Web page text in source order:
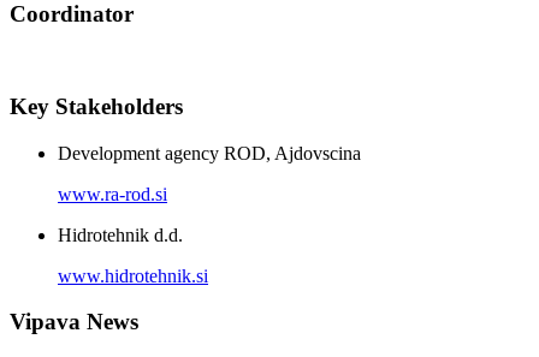
Coordinator
Key Stakeholders
Development agency ROD, Ajdovscina
www.ra-rod.si
Hidrotehnik d.d.
www.hidrotehnik.si
Vipava News